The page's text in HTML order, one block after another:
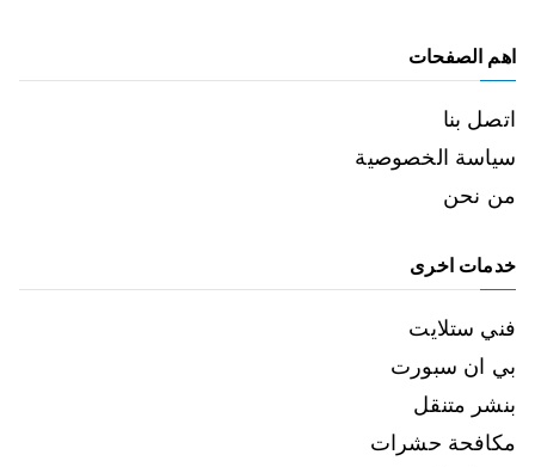
اهم الصفحات
اتصل بنا
سياسة الخصوصية
من نحن
خدمات اخرى
فني ستلايت
بي ان سبورت
بنشر متنقل
مكافحة حشرات